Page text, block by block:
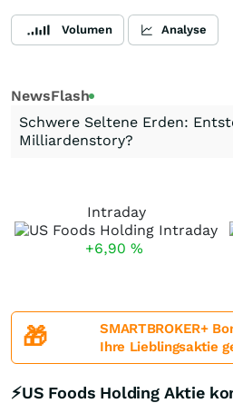
Volumen Analyse
NewsFlash
Schwere Seltene Erden:
Milliardenstory?
Intraday
+6,90 %
🎁
SMARTBROKER+
Ihre Lieblingsaktie
⚡US Foods Holding Aktie